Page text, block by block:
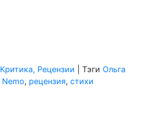
Критика, Рецензии Тэги Ольга
, рецензия, стихи